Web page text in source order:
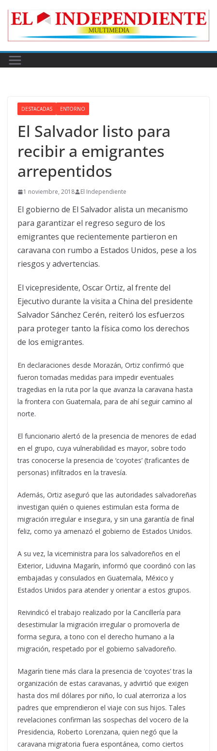
DESTACADAS ENTORNO
El Salvador listo para
recibir a emigrantes
arrepentidos
1 noviembre, 2018 El Independiente
El gobierno de El Salvador alista un mecanismo
para garantizar el regreso seguro de los
emigrantes que recientemente partieron en
caravana con rumbo a Estados Unidos, pese a los
riesgos y advertencias.
El vicepresidente, Oscar Ortiz, al frente del
Ejecutivo durante la visita a China del presidente
Salvador Sánchez Cerén, reiteró los esfuerzos
para proteger tanto la física como los derechos
de los emigrantes.
En declaraciones desde Morazán, Ortiz confirmó que
fueron tomadas medidas para impedir eventuales
tragedias en la ruta por la que avanza la caravana hasta
la frontera con Guatemala, para de ahí seguir camino al
norte.
El funcionario alertó de la presencia de menores de edad
en el grupo, cuya vulnerabilidad es mayor, sobre todo
tras conocerse la presencia de ‘coyotes’ (traficantes de
personas) infiltrados en la travesía.
Además, Ortiz aseguró que las autoridades salvadoreñas
investigan quién o quienes estimulan esta forma de
migración irregular e insegura, y sin una garantía de final
feliz, como ya amenazó el gobierno de Estados Unidos.
A su vez, la viceministra para los salvadoreños en el
Exterior, Liduvina Magarín, informó que coordinó con las
embajadas y consulados en Guatemala, México y
Estados Unidos para atender y orientar a estos grupos.
Reivindicó el trabajo realizado por la Cancillería para
desestimular la migración irregular o promoverla de
forma segura, a tono con el derecho humano a la
migración, respetado por el gobierno salvadoreño.
Magarín tiene más clara la presencia de ‘coyotes’ tras la
organización de estas caravanas, y advirtió que exigen
hasta dos mil dólares por niño, lo cual aterroriza a los
padres que emprendieron el viaje con sus hijos. Tales
revelaciones confirman las sospechas del vocero de la
Presidencia, Roberto Lorenzana, quien negó que la
caravana migratoria fuera espontánea, como ciertos